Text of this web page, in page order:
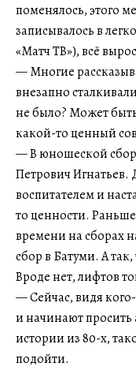
поменялось, этого
записывалось в
«Матч ТВ»), всё
— Многие
внезапно
не было? Может
какой-то ценный
— В юношеской
Петрович Игнатьев.
воспитателем и
то ценности.
времени на сборах
сбор в Батуми. А
Вроде нет, лифтов
— Сейчас, видя
и начинают просить
истории из 80-х,
подойти.